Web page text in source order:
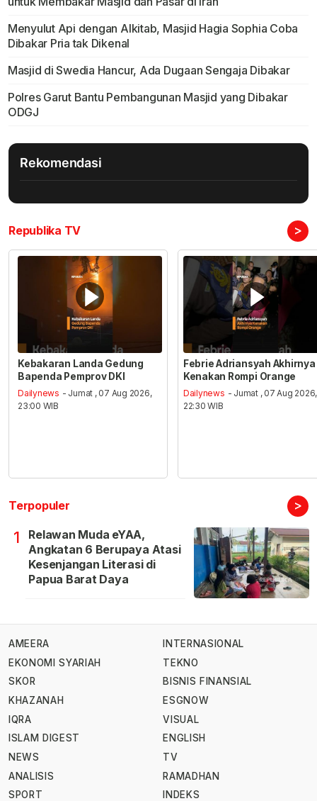
Menyulut Api dengan Alkitab, Masjid Hagia Sophia Coba
Dibakar Pria tak Dikenal
Masjid di Swedia Hancur, Ada Dugaan Sengaja Dibakar
Polres Garut Bantu Pembangunan Masjid yang Dibakar
ODGJ
Rekomendasi
Republika TV >
Kebakaran Landa Gedung
Bapenda Pemprov DKI
Dailynews - Jumat , 07 Aug 2026,
23:00 WIB
Febrie Adriansyah Akhirnya
Kenakan Rompi Orange
Dailynews - Jumat , 07 Aug 2026,
22:30 WIB
Terpopuler >
1
Relawan Muda eYAA,
Angkatan 6 Berupaya Atasi
Kesenjangan Literasi di
Papua Barat Daya
AMEERA
EKONOMI SYARIAH
SKOR
KHAZANAH
IQRA
ISLAM DIGEST
NEWS
ANALISIS
SPORT
INTERNASIONAL
TEKNO
BISNIS FINANSIAL
ESGNOW
VISUAL
ENGLISH
TV
RAMADHAN
INDEKS